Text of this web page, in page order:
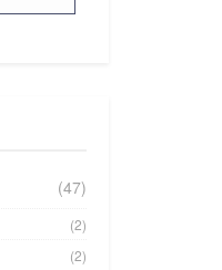
(47)
(2)
(2)